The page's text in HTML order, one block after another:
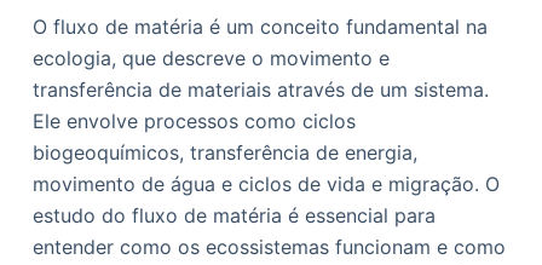
O fluxo de matéria é um conceito fundamental na
ecologia, que descreve o movimento e
transferência de materiais através de um sistema.
Ele envolve processos como ciclos
biogeoquímicos, transferência de energia,
movimento de água e ciclos de vida e migração. O
estudo do fluxo de matéria é essencial para
entender como os ecossistemas funcionam e como